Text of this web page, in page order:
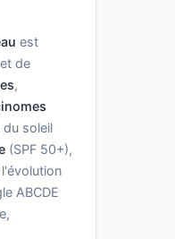
est
de
,
soleil
(SPF 50+),
ABCDE